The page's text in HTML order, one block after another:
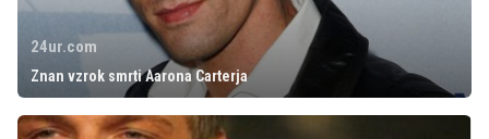
24ur.com
Znan vzrok smrti Aarona Carterja